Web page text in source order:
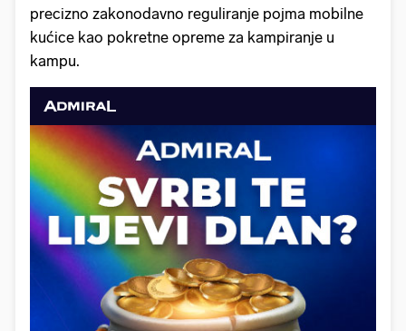
precizno zakonodavno reguliranje pojma mobilne
kućice kao pokretne opreme za kampiranje u
kampu.